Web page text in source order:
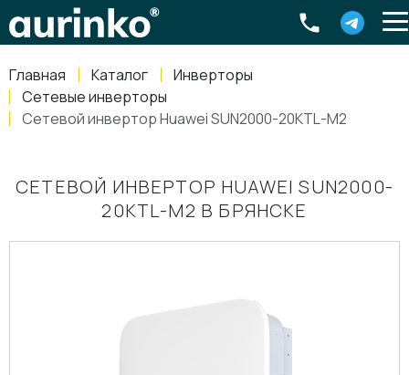
Главная Каталог
Инверторы
Сетевые инверторы
Сетевой инвертор Huawei SUN2000-20KTL-M2
СЕТЕВОЙ ИНВЕРТОР HUAWEI SUN2000-
20KTL-M2 В БРЯНСКЕ
Россия, Свердловская область Екатеринбург ,
8-800-770-79-40